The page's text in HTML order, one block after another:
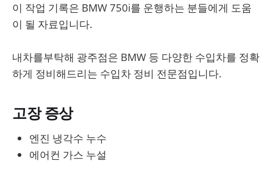
이 작업 기록은 BMW 750i를 운행하는 분들에게 도움
이 될 자료입니다.
내차를부탁해 광주점은 BMW 등 다양한 수입차를 정확
하게 정비해드리는 수입차 정비 전문점입니다.
고장 증상
엔진 냉각수 누수
에어컨 가스 누설